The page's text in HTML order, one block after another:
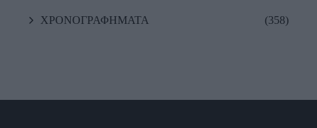
ΧΡΟΝΟΓΡΑΦΗΜΑΤΑ (358)